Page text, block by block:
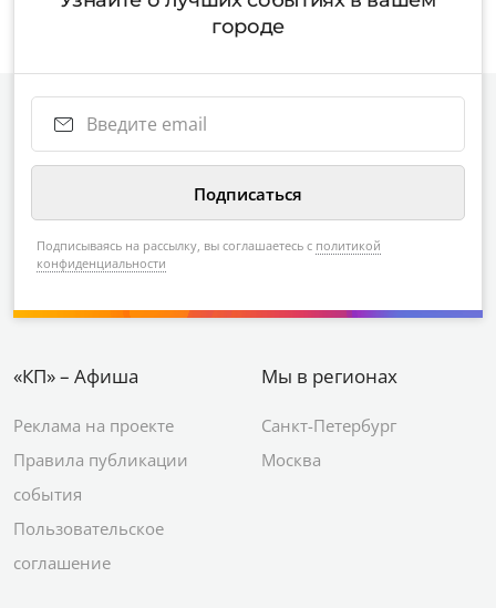
городе
Подписываясь на рассылку, вы соглашаетесь с политикой
конфиденциальности
«КП» – Афиша
Реклама на проекте
Правила публикации
события
Пользовательское
соглашение
Мы в регионах
Санкт-Петербург
Москва